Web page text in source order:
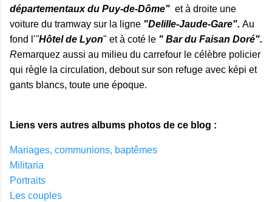
départementaux du Puy-de-Dôme" et à droite une
voiture du tramway sur la ligne "Delille-Jaude-Gare". Au
fond l'"Hôtel de Lyon" et à coté le " Bar du Faisan Doré".
Remarquez aussi au milieu du carrefour le célèbre policier
qui règle la circulation, debout sur son refuge avec képi et
gants blancs, toute une époque.
Liens vers autres albums photos de ce blog :
Mariages, communions, baptêmes
Militaria
Portraits
Les couples